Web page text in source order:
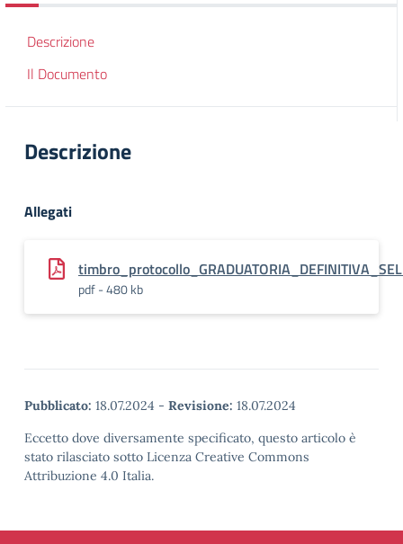
Descrizione
Il Documento
Descrizione
Allegati
pdf - 480 kb
Pubblicato: 18.07.2024 - Revisione: 18.07.2024
Eccetto dove diversamente specificato, questo articolo è
stato rilasciato sotto Licenza Creative Commons
Attribuzione 4.0 Italia.